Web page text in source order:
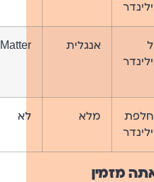
אנגלית Matter
מלא לא
מזמין